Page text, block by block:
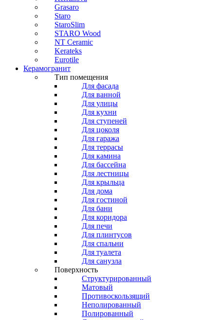
Grasaro
Staro
StaroSlim
STARO Wood
NT Ceramic
Kerateks
Eurotile
Керамогранит
Тип помещения
Для фасада
Для ванной
Для улицы
Для кухни
Для ступеней
Для цоколя
Для гаража
Для террасы
Для камина
Для бассейна
Для лестницы
Для крыльца
Для дома
Для гостиной
Для бани
Для коридора
Для печи
Для плинтусов
Для спальни
Для туалета
Для санузла
Поверхность
Структурированный
Матовый
Противоскользящий
Неполированный
Полированный